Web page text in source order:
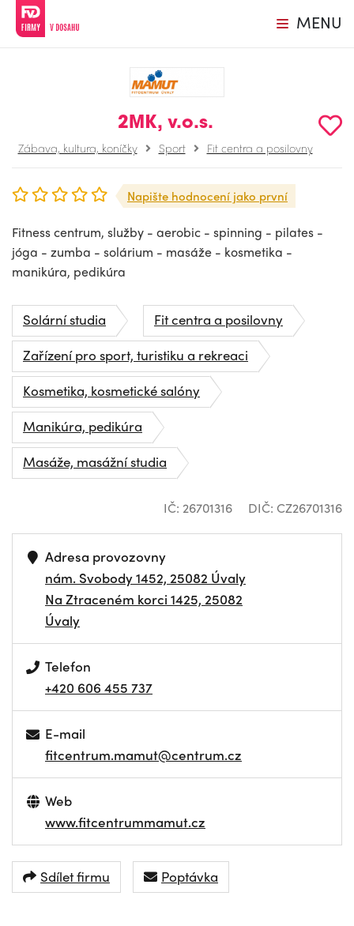
MENU
2MK, v.o.s.
Zábava, kultura, koníčky Sport Fit centra a posilovny
Napište hodnocení jako první
Fitness centrum, služby - aerobic - spinning - pilates -
jóga - zumba - solárium - masáže - kosmetika -
manikúra, pedikúra
Solární studia
Fit centra a posilovny
Zařízení pro sport, turistiku a rekreaci
Kosmetika, kosmetické salóny
Manikúra, pedikúra
Masáže, masážní studia
IČ: 26701316 DIČ: CZ26701316
Adresa provozovny
nám. Svobody 1452, 25082 Úvaly
Na Ztraceném korci 1425, 25082
Úvaly
Telefon
+420 606 455 737
E-mail
fitcentrum.mamut@centrum.cz
Web
www.fitcentrummamut.cz
Sdílet firmu Poptávka